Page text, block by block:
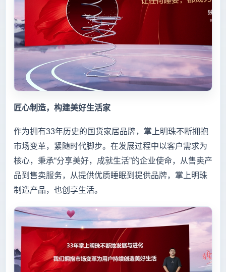
匠心制造，构建美好生活家
作为拥有33年历史的国货家居品牌，掌上明珠不断拥抱
市场变革，紧随时代脚步。在发展过程中以客户需求为
核心，秉承“分享美好，成就生活”的企业使命，从售卖产
品到售卖服务，从提供优质睡眠到提供品牌，掌上明珠
制造产品，也创享生活。